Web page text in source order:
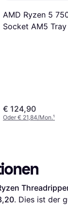
AMD Ryzen 5
Socket AM5 Tray
€ 124,90
Oder € 21,84/Mon.¹
. Dies ist der